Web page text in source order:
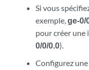
Si vous
exemple,ge-0/
pour créer une
0/0/0.0).
Configurez